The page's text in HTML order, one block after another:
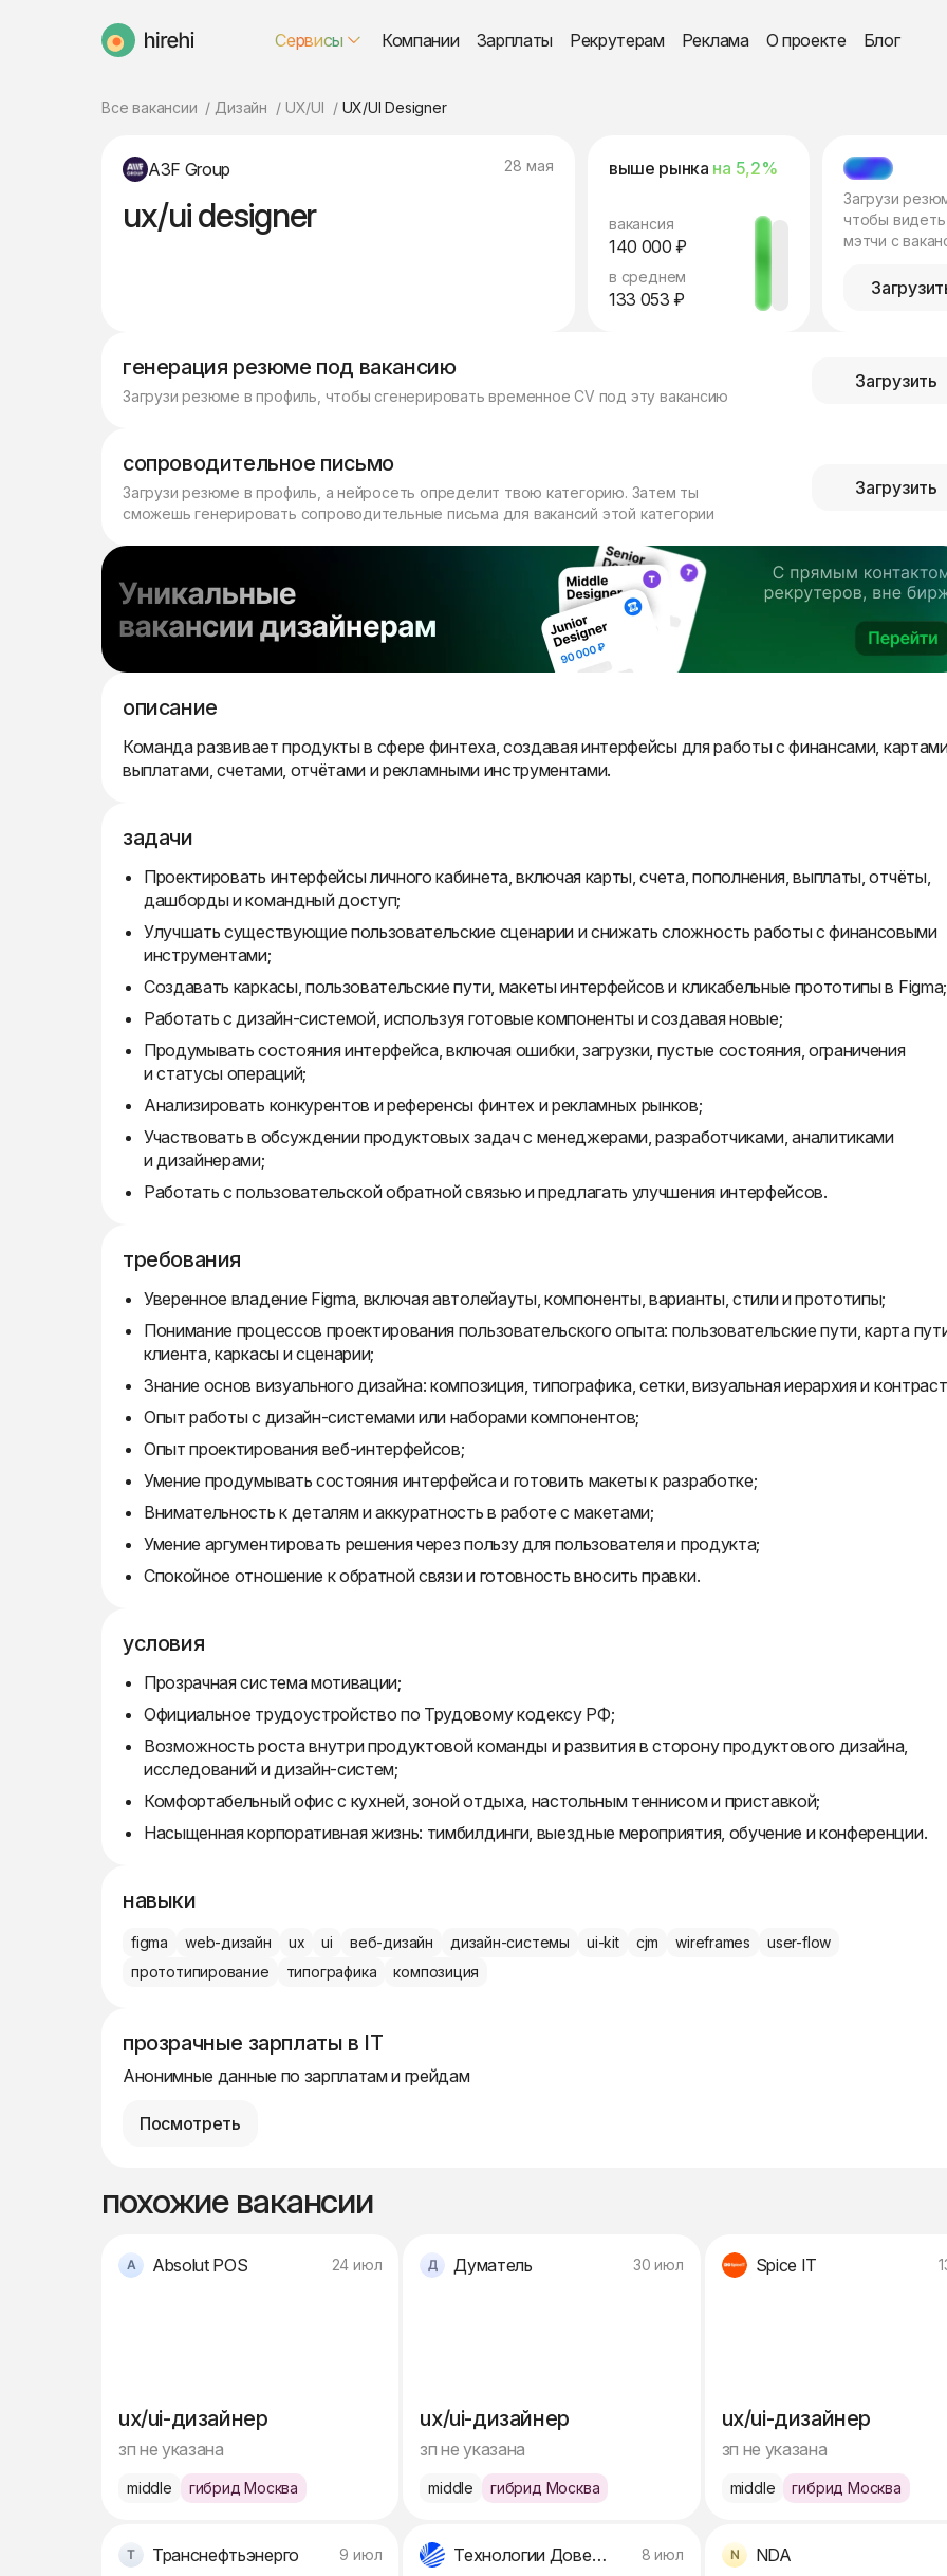
HireHi Сервисы Компании Зарплаты Рекрутерам Реклама О проекте Блог
Все вакансии Дизайн UX/UI UX/UI Designer
A3F Group 28 мая
ux/ui designer
выше рынка на 5,2%
вакансия
140 000 ₽
в среднем
133 053 ₽
МЭТЧ
Загрузи
чтобы видеть
мэтчи с
генерация резюме под вакансию
Загрузи резюме в профиль, чтобы сгенерировать временное CV под эту вакансию
Загрузить
сопроводительное письмо
Загрузи резюме в профиль, а нейросеть определит твою категорию. Затем ты
сможешь генерировать сопроводительные письма для вакансий этой категории
Загрузить
описание
Команда развивает продукты в сфере финтеха, создавая интерфейсы для работы с финансами,
выплатами, счетами, отчётами и рекламными инструментами.
задачи
Проектировать интерфейсы личного кабинета, включая карты, счета, пополнения, выплаты, отчёты,
дашборды и командный доступ;
Улучшать существующие пользовательские сценарии и снижать сложность работы с финансовыми
инструментами;
Создавать каркасы, пользовательские пути, макеты интерфейсов и кликабельные прототипы в Figma;
Работать с дизайн-системой, используя готовые компоненты и создавая новые;
Продумывать состояния интерфейса, включая ошибки, загрузки, пустые состояния, ограничения
и статусы операций;
Анализировать конкурентов и референсы финтех и рекламных рынков;
Участвовать в обсуждении продуктовых задач с менеджерами, разработчиками, аналитиками
и дизайнерами;
Работать с пользовательской обратной связью и предлагать улучшения интерфейсов.
требования
Уверенное владение Figma, включая автолейауты, компоненты, варианты, стили и прототипы;
Понимание процессов проектирования пользовательского опыта: пользовательские пути, карта
клиента, каркасы и сценарии;
Знание основ визуального дизайна: композиция, типографика, сетки, визуальная иерархия и
Опыт работы с дизайн-системами или наборами компонентов;
Опыт проектирования веб-интерфейсов;
Умение продумывать состояния интерфейса и готовить макеты к разработке;
Внимательность к деталям и аккуратность в работе с макетами;
Умение аргументировать решения через пользу для пользователя и продукта;
Спокойное отношение к обратной связи и готовность вносить правки.
условия
Прозрачная система мотивации;
Официальное трудоустройство по Трудовому кодексу РФ;
Возможность роста внутри продуктовой команды и развития в сторону продуктового дизайна,
исследований и дизайн-систем;
Комфортабельный офис с кухней, зоной отдыха, настольным теннисом и приставкой;
Насыщенная корпоративная жизнь: тимбилдинги, выездные мероприятия, обучение и конференции.
навыки
figma web-дизайн ux ui веб-дизайн дизайн-системы ui-kit cjm wireframes
user-flow
прототипирование
типографика композиция
прозрачные зарплаты в IT
Анонимные данные по зарплатам и грейдам
Посмотреть
похожие вакансии
Absolut POS 24 июл
ux/ui-дизайнер
зп не указана
middle гибрид Москва
Думатель 30 июл
ux/ui-дизайнер
зп не указана
middle гибрид Москва
Spice IT
ux/ui-дизайнер
зп не указана
middle гибрид Москва
Транснефтьэнерго 9 июл Технологии Доверия 8 июл NDA